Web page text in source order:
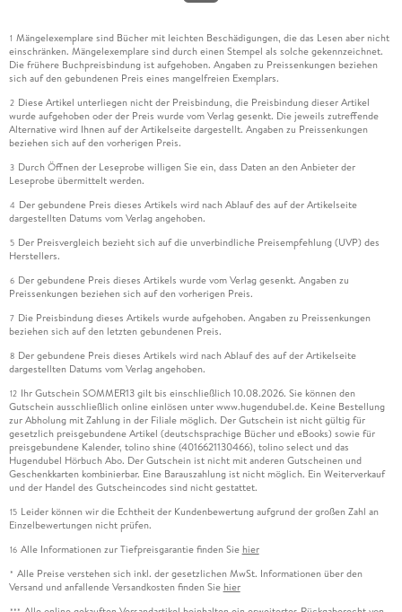
1 Mängelexemplare sind Bücher mit leichten Beschädigungen, die das Lesen aber nicht
einschränken. Mängelexemplare sind durch einen Stempel als solche gekennzeichnet.
Die frühere Buchpreisbindung ist aufgehoben. Angaben zu Preissenkungen beziehen
sich auf den gebundenen Preis eines mangelfreien Exemplars.
2 Diese Artikel unterliegen nicht der Preisbindung, die Preisbindung dieser Artikel
wurde aufgehoben oder der Preis wurde vom Verlag gesenkt. Die jeweils zutreffende
Alternative wird Ihnen auf der Artikelseite dargestellt. Angaben zu Preissenkungen
beziehen sich auf den vorherigen Preis.
3 Durch Öffnen der Leseprobe willigen Sie ein, dass Daten an den Anbieter der
Leseprobe übermittelt werden.
4 Der gebundene Preis dieses Artikels wird nach Ablauf des auf der Artikelseite
dargestellten Datums vom Verlag angehoben.
5 Der Preisvergleich bezieht sich auf die unverbindliche Preisempfehlung (UVP) des
Herstellers.
6 Der gebundene Preis dieses Artikels wurde vom Verlag gesenkt. Angaben zu
Preissenkungen beziehen sich auf den vorherigen Preis.
7 Die Preisbindung dieses Artikels wurde aufgehoben. Angaben zu Preissenkungen
beziehen sich auf den letzten gebundenen Preis.
8 Der gebundene Preis dieses Artikels wird nach Ablauf des auf der Artikelseite
dargestellten Datums vom Verlag angehoben.
12 Ihr Gutschein SOMMER13 gilt bis einschließlich 10.08.2026. Sie können den
Gutschein ausschließlich online einlösen unter www.hugendubel.de. Keine Bestellung
zur Abholung mit Zahlung in der Filiale möglich. Der Gutschein ist nicht gültig für
gesetzlich preisgebundene Artikel (deutschsprachige Bücher und eBooks) sowie für
preisgebundene Kalender, tolino shine (4016621130466), tolino select und das
Hugendubel Hörbuch Abo. Der Gutschein ist nicht mit anderen Gutscheinen und
Geschenkkarten kombinierbar. Eine Barauszahlung ist nicht möglich. Ein Weiterverkauf
und der Handel des Gutscheincodes sind nicht gestattet.
15 Leider können wir die Echtheit der Kundenbewertung aufgrund der großen Zahl an
Einzelbewertungen nicht prüfen.
16 Alle Informationen zur Tiefpreisgarantie finden Sie hier
* Alle Preise verstehen sich inkl. der gesetzlichen MwSt. Informationen über den
Versand und anfallende Versandkosten finden Sie hier